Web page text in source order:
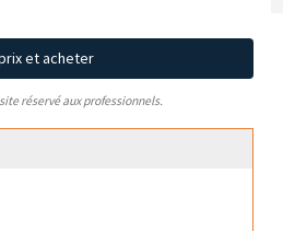
et acheter
réservé aux professionnels.